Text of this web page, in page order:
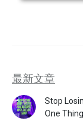
最新文章
Stop
One Thing